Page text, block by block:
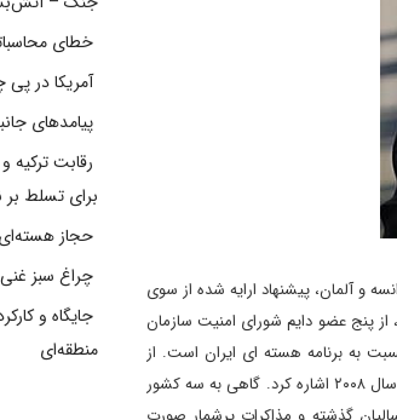
انگلستان ، فرانسه و آلمان، پیشنهاد ارایه شده از سوی
ایران را بررسی کردند و نهایتاً در سال 2006 میلادی، با پیوستن روسیه، آمریکا و چین، گروه 1+5 نیز تشکیل شد. گروه 1+5، از پنج عضو دایم شورای امنیت سازمان
به برنامه هسته ای ایران است. از
جمله اقدامات این گروه برای حصول توافق با ایران در زمینه فعالیت های هسته ای می توان به ارائه یک بسته پیشنهادی در سال ۲۰۰۸ اشاره کرد. گاهی به سه کشور
خطای
آمریکا در
پیامدهای
رقابت ترکیه
برای تسلط
حجاز
چراغ سبز
جایگاه و
منطقه‌ای